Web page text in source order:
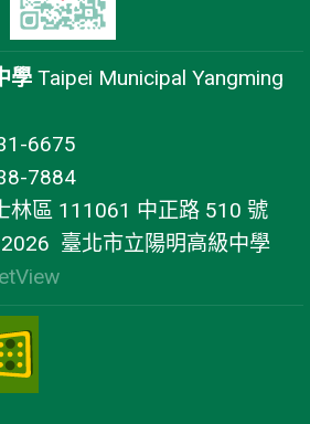
學 Taipei Municipal Yangming
6675
7884
林區 111061 中正路 510 號
臺北市立陽明高級中學